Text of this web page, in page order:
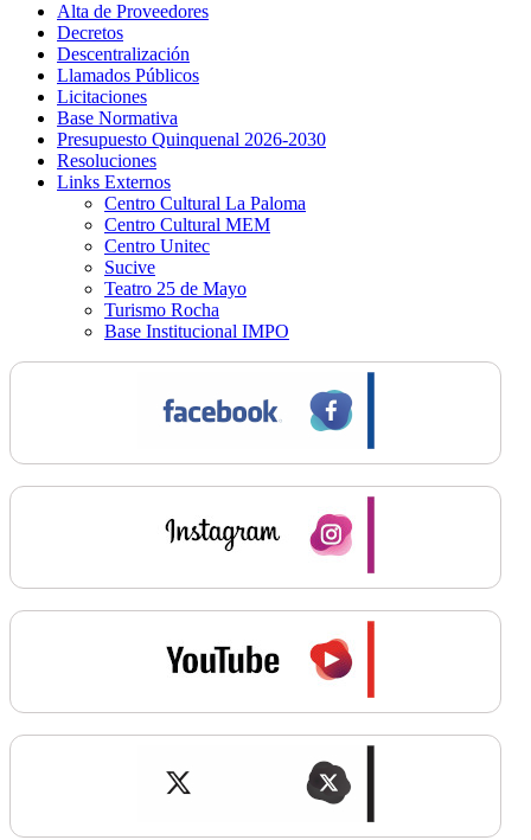
Alta de Proveedores
Decretos
Descentralización
Llamados Públicos
Licitaciones
Base Normativa
Presupuesto Quinquenal 2026-2030
Resoluciones
Links Externos
Centro Cultural La Paloma
Centro Cultural MEM
Centro Unitec
Sucive
Teatro 25 de Mayo
Turismo Rocha
Base Institucional IMPO